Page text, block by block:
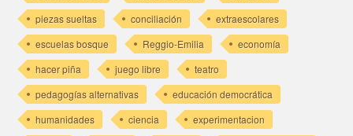
piezas sueltas
conciliación
extraescolares
escuelas bosque
Reggio-Emilia
economía
hacer piña
juego libre
teatro
pedagogías alternativas
educación democrática
humanidades
ciencia
experimentacion